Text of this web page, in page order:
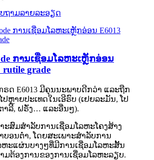
ຖາມລາຍລະອຽດ
ການເຊື່ອມໂລຫະເຫຼັກອ່ອນ
rutile grade
ກຣດ E6013 ມີຄຸນນະພາບດີກວ່າ ແລະຖືກ
ປຫຼາຍປະເທດໃນເອີຣົບ (ເຢຍລະມັນ, ໂປ
າລີ, ຝຣັ່ງ… ແລະອື່ນໆ).
ະສົມສໍາລັບການເຊື່ອມໂລຫະໂຄງສ້າງ
ບອນຕ່ໍາ, ໂດຍສະເພາະສໍາລັບການ
ຫະແຜ່ນບາງໆທີ່ມີການເຊື່ອມໂລຫະສັ້ນ
ມຕ້ອງການຂອງການເຊື່ອມໂລຫະລຽບ.